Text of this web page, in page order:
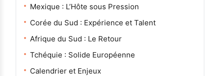
Mexique : L’Hôte sous Pression
Corée du Sud : Expérience et Talent
Afrique du Sud : Le Retour
Tchéquie : Solide Européenne
Calendrier et Enjeux